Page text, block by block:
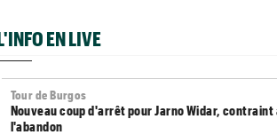
EN LIVE
Tour de Burgos
Nouveau coup d'arrêt pour Jarno Widar, contraint
l'abandon